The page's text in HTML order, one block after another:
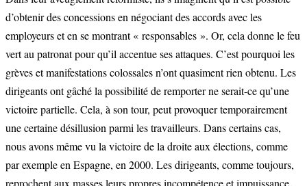
d’obtenir des concessions en négociant des accords avec les
employeurs et en se montrant « responsables ». Or, cela donne le feu
vert au patronat pour qu’il accentue ses attaques. C’est pourquoi les
grèves et manifestations colossales n’ont quasiment rien obtenu. Les
dirigeants ont gâché la possibilité de remporter ne serait-ce qu’une
victoire partielle. Cela, à son tour, peut provoquer temporairement
une certaine désillusion parmi les travailleurs. Dans certains cas,
nous avons même vu la victoire de la droite aux élections, comme
par exemple en Espagne, en 2000. Les dirigeants, comme toujours,
reprochent aux masses leurs propres incompétence et impuissance.